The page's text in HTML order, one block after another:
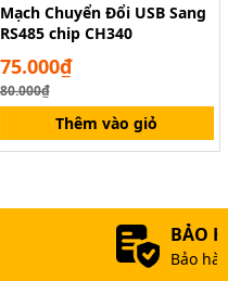
Mạch Chuyển Đổi USB Sang
RS485 chip CH340
75.000₫
80.000₫
Thêm vào giỏ
BẢO
Bảo